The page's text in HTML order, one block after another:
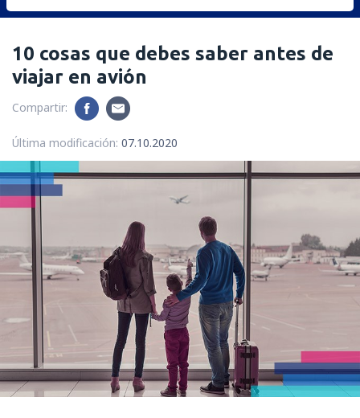
10 cosas que debes saber antes de
viajar en avión
Compartir:
Última modificación: 07.10.2020